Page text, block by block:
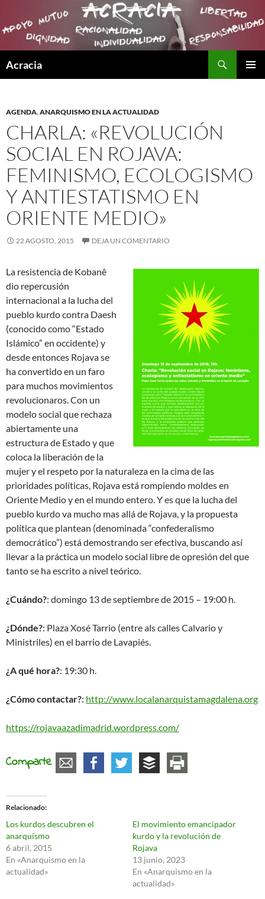
Acracia
AGENDA,ANARQUISMO EN LA ACTUALIDAD
CHARLA: «REVOLUCIÓN
SOCIAL EN ROJAVA:
FEMINISMO, ECOLOGISMO
Y ANTIESTATISMO EN
ORIENTE MEDIO»
22 AGOSTO, 2015 DEJA UN COMENTARIO
La resistencia de Kobanê
dio repercusión
internacional a la lucha del
pueblo kurdo contra Daesh
(conocido como “Estado
Islámico” en occidente) y
desde entonces Rojava se
ha convertido en un faro
para muchos movimientos
revolucionaros. Con un
modelo social que rechaza
abiertamente una
estructura de Estado y que
coloca la liberación de la
mujer y el respeto por la naturaleza en la cima de las
prioridades políticas, Rojava está rompiendo moldes en
Oriente Medio y en el mundo entero. Y es que la lucha del
pueblo kurdo va mucho mas allá de Rojava, y la propuesta
política que plantean (denominada “confederalismo
democrático”) está demostrando ser efectiva, buscando así
llevar a la práctica un modelo social libre de opresión del que
tanto se ha escrito a nivel teórico.
¿Cuándo?: domingo 13 de septiembre de 2015 – 19:00 h.
¿Dónde?: Plaza Xosé Tarrio (entre als calles Calvario y
Ministriles) en el barrio de Lavapiés.
¿A qué hora?: 19:30 h.
¿Cómo contactar?: http://www.localanarquistamagdalena.org
https://rojavaazadimadrid.wordpress.com/
Comparte
Relacionado
Los kurdos descubren el
anarquismo
6 abril, 2015
En «Anarquismo en la
actualidad»
El movimiento emancipador
kurdo y la revolución de
Rojava
13 junio, 2023
En «Anarquismo en la
actualidad»